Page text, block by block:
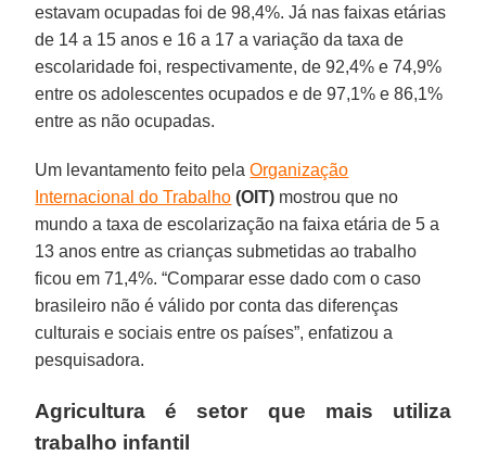
estavam ocupadas foi de 98,4%. Já nas faixas etárias
de 14 a 15 anos e 16 a 17 a variação da taxa de
escolaridade foi, respectivamente, de 92,4% e 74,9%
entre os adolescentes ocupados e de 97,1% e 86,1%
entre as não ocupadas.
Um levantamento feito pelaOrganização
Internacional do Trabalho (OIT) mostrou que no
mundo a taxa de escolarização na faixa etária de 5 a
13 anos entre as crianças submetidas ao trabalho
ficou em 71,4%. “Comparar esse dado com o caso
brasileiro não é válido por conta das diferenças
culturais e sociais entre os países”, enfatizou a
pesquisadora.
Agricultura é setor que mais utiliza
trabalho infantil